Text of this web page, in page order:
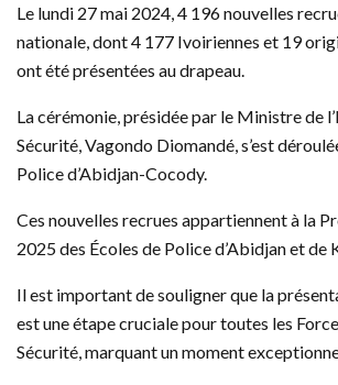
Le lundi 27 mai 2024, 4 196 nouvelles
nationale, dont 4 177 Ivoiriennes et 19
ont été présentées au drapeau.
La cérémonie, présidée par le Ministre de
Sécurité, Vagondo Diomandé, s’est
Police d’Abidjan-Cocody.
Ces nouvelles recrues appartiennent à la
2025 des Écoles de Police d’Abidjan et de
Il est important de souligner que la
est une étape cruciale pour toutes les
Sécurité, marquant un moment